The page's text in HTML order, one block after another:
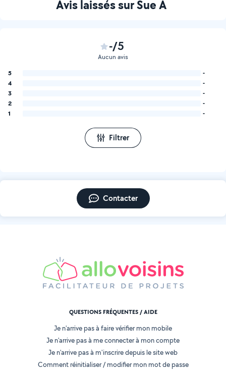
Avis laissés sur Sue A
-/5
Aucun avis
5
-
4
-
3
-
2
-
1
-
Filtrer
Contacter
QUESTIONS FRÉQUENTES / AIDE
Je n'arrive pas à faire vérifier mon mobile
Je n'arrive pas à me connecter à mon compte
Je n'arrive pas à m'inscrire depuis le site web
Comment réinitialiser / modifier mon mot de passe